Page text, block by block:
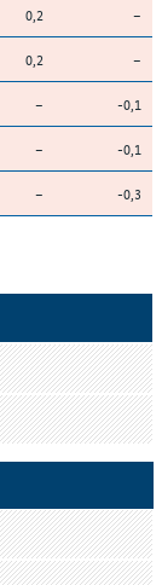
0,2 –
0,2 –
– -0,1
– -0,1
– -0,3